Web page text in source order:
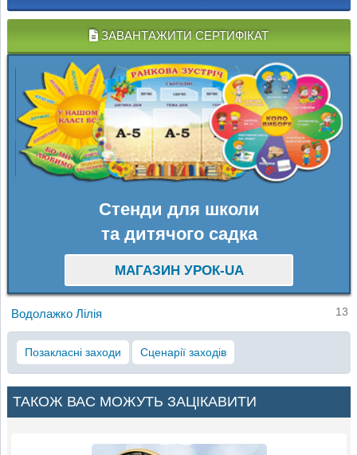
ЗАВАНТАЖИТИ СЕРТИФІКАТ
Стенди для школи
та дитячого садка
МАГАЗИН УРОК-UA
Водолажко Лілія 13
Позакласні заходи Сценарії заходів
ТАКОЖ ВАС МОЖУТЬ ЗАЦІКАВИТИ